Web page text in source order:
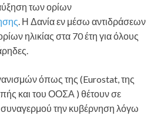
των ορίων
. Η Δανία εν μέσω αντιδράσεων
ηλικίας στα 70 έτη για όλους
όπως της (Eurostat, της
και του ΟΟΣΑ ) θέτουν σε
συναγερμού την κυβέρνηση λόγω